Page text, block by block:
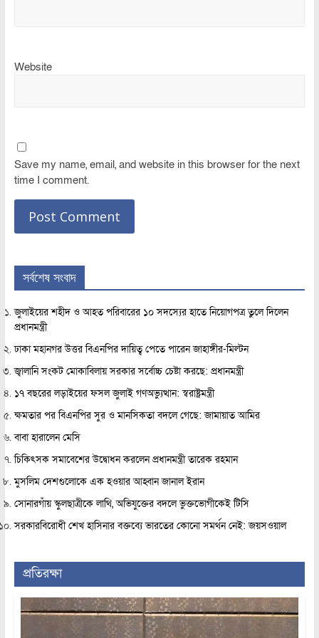
Website
Save my name, email, and website in this browser for the next
time I comment.
সর্বশেষ সংবাদ
জুলাইয়ের শহীদ ও আহত পরিবারের ১০ সদস্যের হাতে নিয়োগপত্র তুলে দিলেন
প্রধানমন্ত্রী
ঢাকা মহানগর উত্তর বিএনপির দায়িত্ব পেতে পারেন জাহাঙ্গীর-মিল্টন
জ্বালানি সংকট মোকাবিলায় সরকার সর্বোচ্চ চেষ্টা করছে: প্রধানমন্ত্রী
১৭ বছরের লড়াইয়ের ফসল জুলাই গণঅভ্যুত্থান: স্বরাষ্ট্রমন্ত্রী
ক্ষমতার পর বিএনপির সুর ও মানসিকতা বদলে গেছে: জামায়াত আমির
বাবা হারালেন মেসি
চিকিৎসক সমাবেশের উদ্বোধন করলেন প্রধানমন্ত্রী তারেক রহমান
মুসলিম দেশগুলোকে এক হওয়ার আহ্বান জানাল ইরান
সোনারগাঁয় স্কুলছাত্রীকে লাথি, অভিযুক্তের বদলে ভুক্তভোগীকেই টিসি
সরকারবিরোধী শেখ হাসিনার বক্তব্যে ভারতের কোনো সমর্থন নেই: জয়সওয়াল
প্রতিরক্ষা